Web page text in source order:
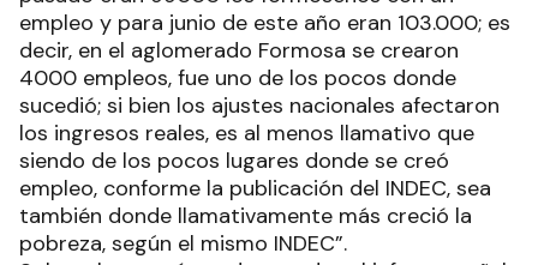
empleo y para junio de este año eran 103.000; es
decir, en el aglomerado Formosa se crearon
4000 empleos, fue uno de los pocos donde
sucedió; si bien los ajustes nacionales afectaron
los ingresos reales, es al menos llamativo que
siendo de los pocos lugares donde se creó
empleo, conforme la publicación del INDEC, sea
también donde llamativamente más creció la
pobreza, según el mismo INDEC”.